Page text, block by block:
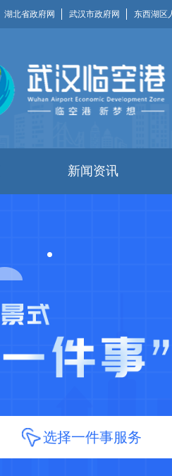
湖北省政府网 武汉市政府网 东西湖区
新闻资讯
选择一件事服务